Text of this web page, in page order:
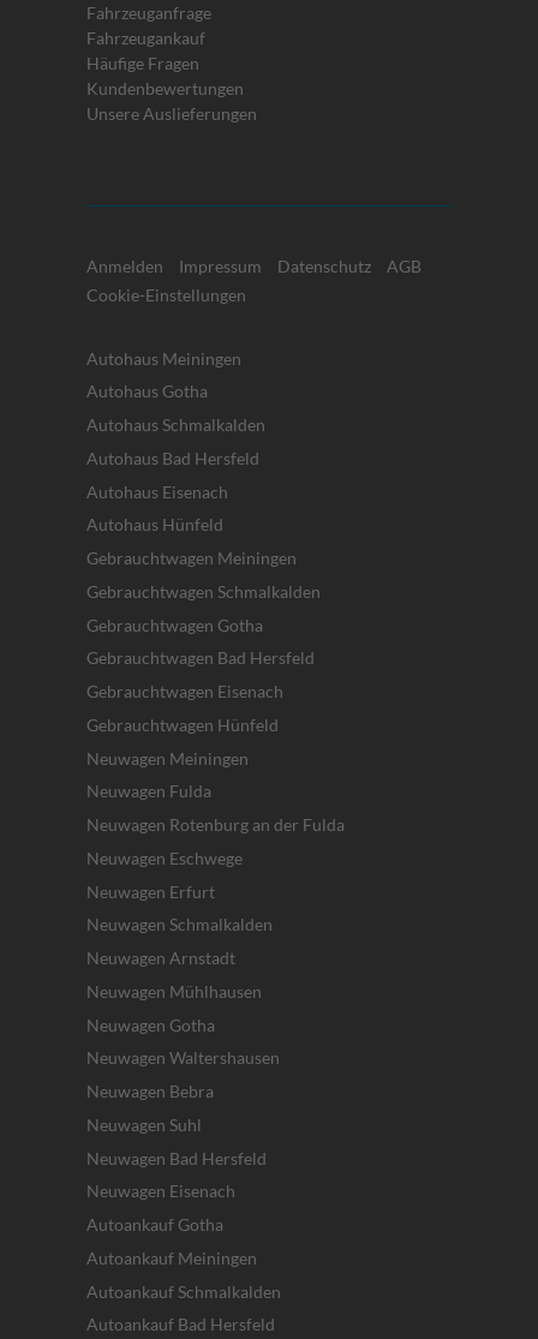
Fahrzeuganfrage
Fahrzeugankauf
Häufige Fragen
Kundenbewertungen
Unsere Auslieferungen
Anmelden Impressum Datenschutz
AGB
Cookie-Einstellungen
Autohaus Meiningen
Autohaus Gotha
Autohaus Schmalkalden
Autohaus Bad Hersfeld
Autohaus Eisenach
Autohaus Hünfeld
Gebrauchtwagen Meiningen
Gebrauchtwagen Schmalkalden
Gebrauchtwagen Gotha
Gebrauchtwagen Bad Hersfeld
Gebrauchtwagen Eisenach
Gebrauchtwagen Hünfeld
Neuwagen Meiningen
Neuwagen Fulda
Neuwagen Rotenburg an der Fulda
Neuwagen Eschwege
Neuwagen Erfurt
Neuwagen Schmalkalden
Neuwagen Arnstadt
Neuwagen Mühlhausen
Neuwagen Gotha
Neuwagen Waltershausen
Neuwagen Bebra
Neuwagen Suhl
Neuwagen Bad Hersfeld
Neuwagen Eisenach
Autoankauf Gotha
Autoankauf Meiningen
Autoankauf Schmalkalden
Autoankauf Bad Hersfeld